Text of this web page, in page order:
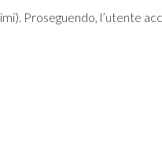
Proseguendo, l’utente